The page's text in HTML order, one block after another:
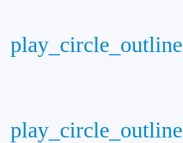
play_circle_outline
play_circle_outline